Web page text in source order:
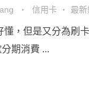
信用卡 最新
懂，但是又分為刷
期消費 ...